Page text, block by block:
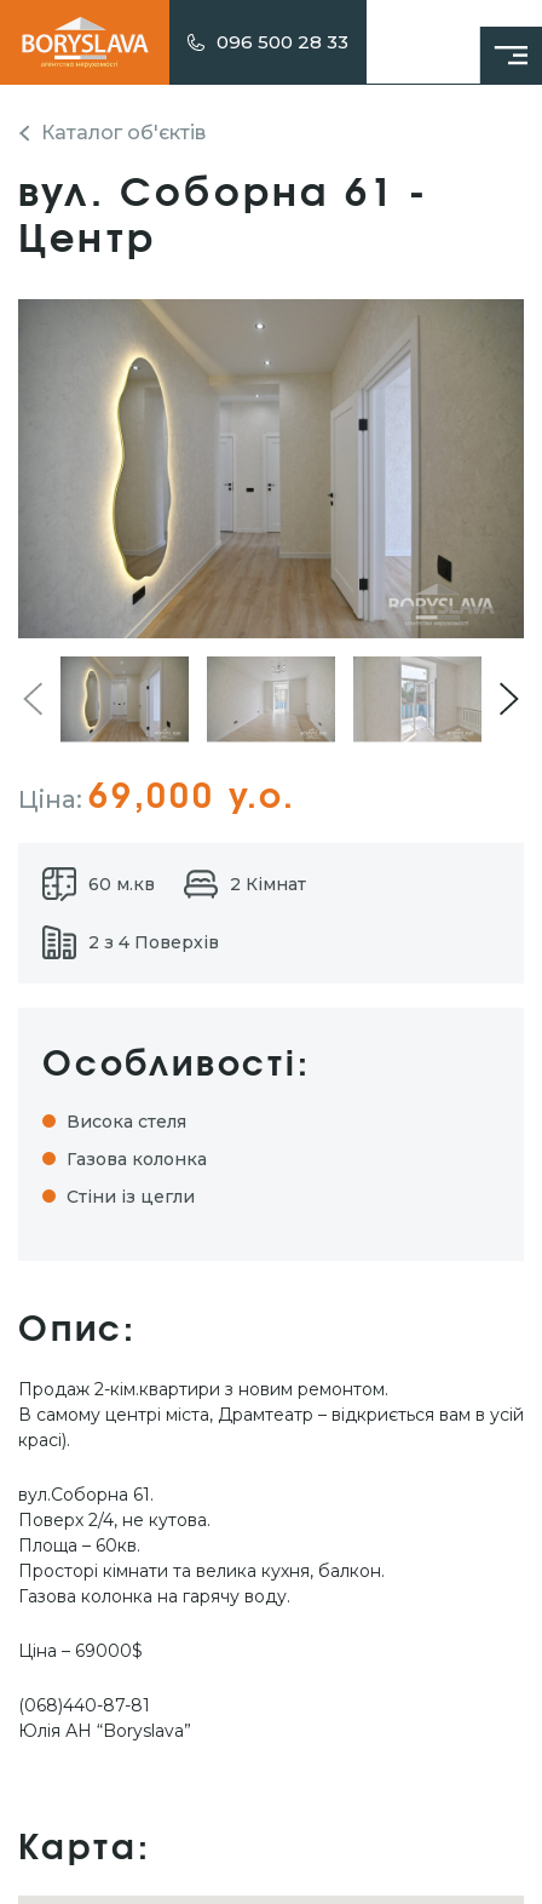
096 500 28 33
Каталог об'єктів
вул. Соборна 61 -
Центр
Ціна: 69,000 у.о.
60 м.кв 2 Кімнат
2 з 4 Поверхів
Особливості:
Висока стеля
Газова колонка
Стіни із цегли
Опис:
Продаж 2-кім.квартири з новим ремонтом.
В самому центрі міста, Драмтеатр – відкриється вам в усій
красі).
вул.Соборна 61.
Поверх 2/4, не кутова.
Площа – 60кв.
Просторі кімнати та велика кухня, балкон.
Газова колонка на гарячу воду.
Ціна – 69000$
(068)440-87-81
Юлія АН “Boryslava”
Карта: